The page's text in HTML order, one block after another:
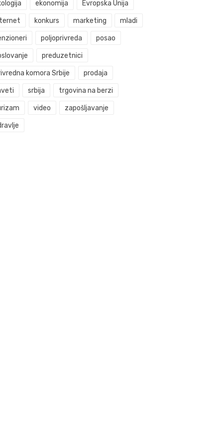
ekonomija Evropska Unija
konkurs marketing mladi
poljoprivreda posao
preduzetnici
komora Srbije prodaja
srbija trgovina na berzi
video zapošljavanje